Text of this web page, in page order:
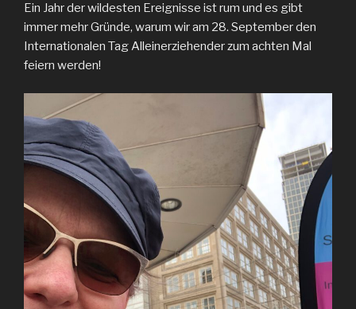
Ein Jahr der wildesten Ereignisse ist rum und es gibt
immer mehr Gründe, warum wir am 28. September den
Internationalen Tag Alleinerziehender zum achten Mal
feiern werden!